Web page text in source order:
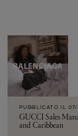
PUBBLICATO IL
GUCCI Sales
and Caribbean